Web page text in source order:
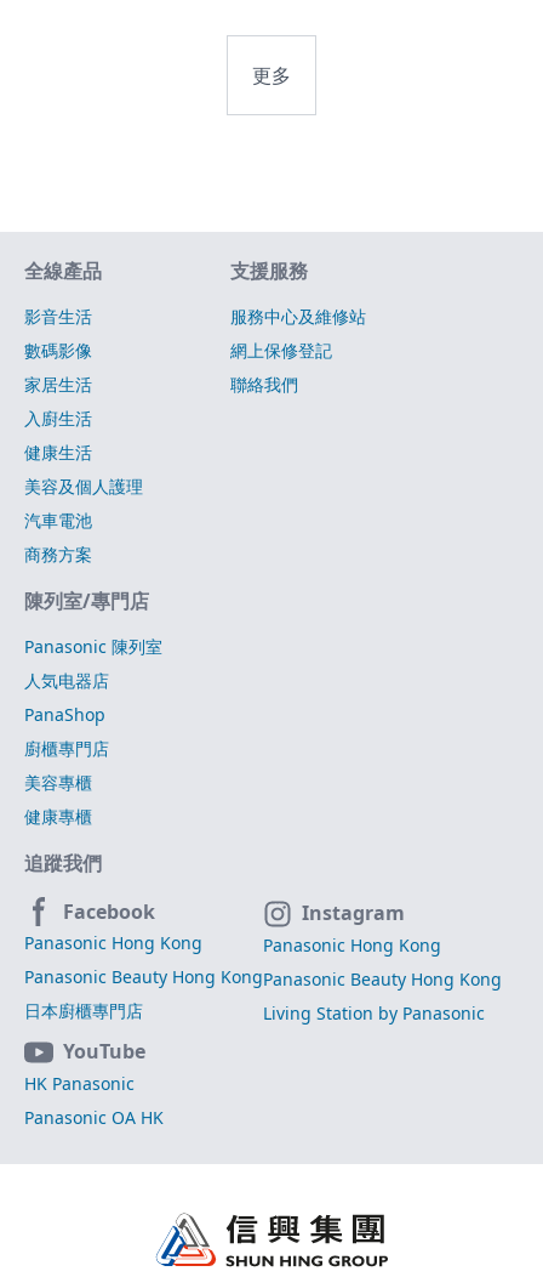
更多
網站指南
全線產品
影音生活
數碼影像
家居生活
入廚生活
健康生活
美容及個人護理
汽車電池
商務方案
支援服務
服務中心及維修站
網上保修登記
聯絡我們
陳列室/專門店
Panasonic 陳列室
人気电器店
PanaShop
廚櫃專門店
美容專櫃
健康專櫃
追蹤我們
Facebook
Panasonic Hong Kong
Panasonic Beauty Hong Kong
日本廚櫃專門店
Instagram
Panasonic Hong Kong
Panasonic Beauty Hong Kong
Living Station by Panasonic
YouTube
HK Panasonic
Panasonic OA HK